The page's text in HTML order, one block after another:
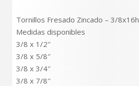
Tornillos Fresado Zincado – 3/8x16h
Medidas disponibles
3/8 x 1/2″
3/8 x 5/8″
3/8 x 3/4″
3/8 x 7/8″